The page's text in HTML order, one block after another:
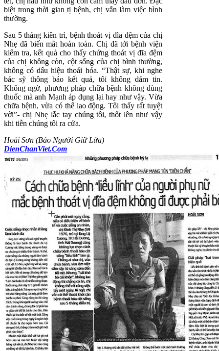
biệt trong thời gian tị bệnh, chị vẫn làm việc bình
thường.
Sau 5 tháng kiên trì, bệnh thoát vị đĩa đệm của chị
Nhẹ đã biến mât hoàn toàn. Chị đã tới bệnh viện
kiểm tra, kết quả cho thấy chứng thoát vị đĩa đệm
của chị không còn, cột sống của chị bình thường,
không có dấu hiệu thoái hóa. “Thật sự, khi nghe
bác sỹ thông báo kết quả, tôi không dám tin.
Không ngờ, phương pháp chữa bệnh không dùng
thuốc mà anh Mạnh áp dụng lại hay như vậy. Vừa
chữa bệnh, vừa có thể lao động. Tôi thấy rất tuyệt
vời”- chị Nhẹ lắc tay chúng tôi, thốt lên như vậy
khi tiễn chúng tôi ra cửa.
Hoài Sơn (Báo Người Giữ Lửa)
DienChanViet.Com